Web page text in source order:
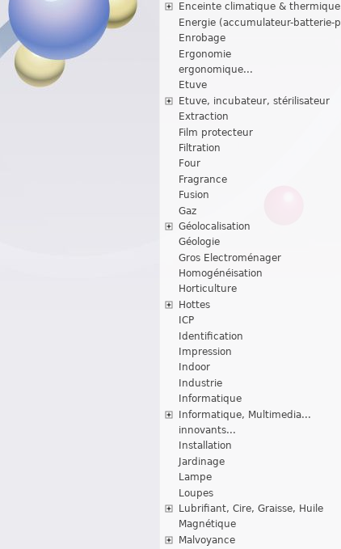
Enceinte climatique & thermique
Energie (accumulateur-batterie-p
Enrobage
Ergonomie
ergonomique...
Etuve
Etuve, incubateur, stérilisateur
Extraction
Film protecteur
Filtration
Four
Fragrance
Fusion
Gaz
Géolocalisation
Géologie
Gros Electroménager
Homogénéisation
Horticulture
Hottes
ICP
Identification
Impression
Indoor
Industrie
Informatique
Informatique, Multimedia...
innovants...
Installation
Jardinage
Lampe
Loupes
Lubrifiant, Cire, Graisse, Huile
Magnétique
Malvoyance